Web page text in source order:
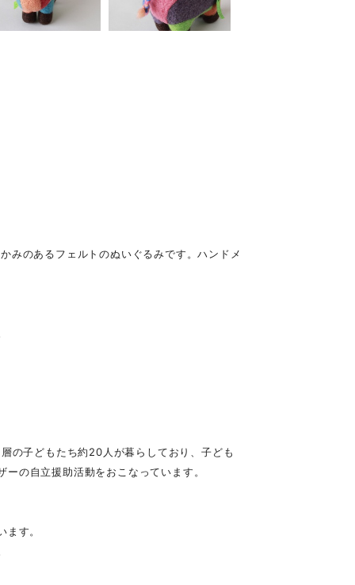
みのあるフェルトのぬいぐるみです。ハンドメ
の子どもたち約20人が暮らしており、子ども
の自立援助活動をおこなっています。
す。